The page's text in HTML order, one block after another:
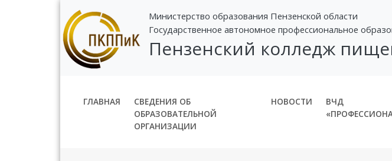
Министерство образования Пензенской области
Государственное автономное профессиональное
Пензенский колледж
ГЛАВНАЯ
СВЕДЕНИЯ ОБ
ОБРАЗОВАТЕЛЬНОЙ
ОРГАНИЗАЦИИ
НОВОСТИ
ВЧД